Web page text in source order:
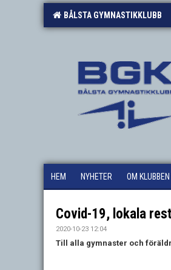
BÅLSTA GYMNASTIKKLUBB
HEM NYHETER OM KLUBBEN
Covid-19, lokala
2020-10-23 12:04
Till alla gymnaster och